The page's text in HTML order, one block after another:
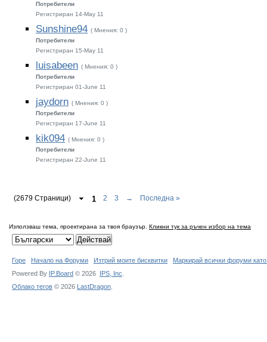
Потребители
Регистриран 14-May 11
Sunshine94 ( Мнения: 0 )
Потребители
Регистриран 15-May 11
luisabeen ( Мнения: 0 )
Потребители
Регистриран 01-June 11
jaydorn ( Мнения: 0 )
Потребители
Регистриран 17-June 11
kik094 ( Мнения: 0 )
Потребители
Регистриран 22-June 11
(2679 Страници) 1 2 3 → Последна »
Използваш тема, проектирана за твоя браузър. Кликни тук за ръчен избор на тема
Горе Начало на Форуми Изтрий моите бисквитки
Маркирай всички форуми
Powered By IP.Board © 2026 IPS, Inc
Облако тегов © 2026 LastDragon